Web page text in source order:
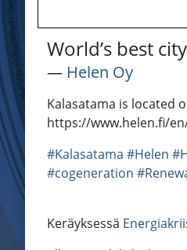
World’s best
― Helen Oy
Kalasatama is located
https://www.helen.fi/
#Kalasatama #Helen
#cogeneration
Keräyksessä